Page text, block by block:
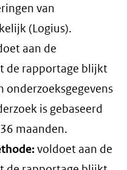
van
(Logius).
aan de
de rapportage blijkt
onderzoeksgegevens
is gebaseerd
maanden.
voldoet aan de